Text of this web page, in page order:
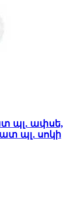
պլ․ ափսե,
պլ․ սոկի